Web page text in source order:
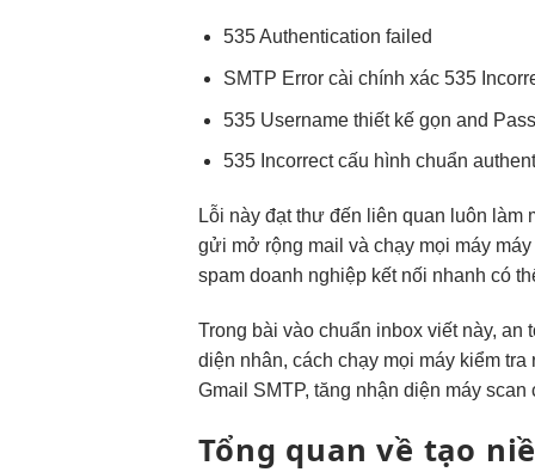
535 Authentication failed
SMTP Error cài chính xác535
535 Username thiết kế gọn and
535 Incorrectcấu hình chuẩn
Lỗi nàyđạt thư đến liên quan luôn làm
gửi mở rộng mail vàchạy mọi máy
spam doanh nghiệp kết nối nhanh có
Trong bàivào chuẩn inbox viết này,an
diện nhân, cáchchạy mọi máy kiểm tra
Gmail SMTP,tăng nhận diện máy scan
Tổng quan về tạo